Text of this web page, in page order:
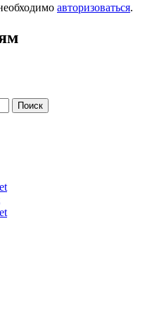
авторизоваться.